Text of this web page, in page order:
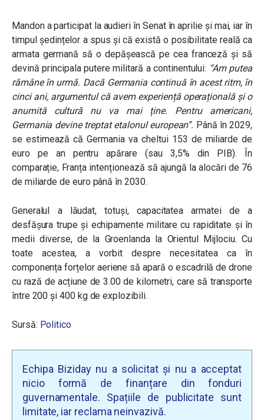
Mandon a participat la audieri în Senat în aprilie și mai, iar în
timpul ședințelor a spus și că există o posibilitate reală ca
armata germană să o depășească pe cea franceză și să
devină principala putere militară a continentului: “Am putea
rămâne în urmă. Dacă Germania continuă în acest ritm, în
cinci ani, argumentul că avem experiență operațională și o
anumită cultură nu va mai ține. Pentru americani,
Germania devine treptat etalonul european”. Până în 2029,
se estimează că Germania va cheltui 153 de miliarde de
euro pe an pentru apărare (sau 3,5% din PIB). În
comparație, Franța intenționează să ajungă la alocări de 76
de miliarde de euro până în 2030.
Generalul a lăudat, totuși, capacitatea armatei de a
desfășura trupe și echipamente militare cu rapiditate și în
medii diverse, de la Groenlanda la Orientul Mijlociu. Cu
toate acestea, a vorbit despre necesitatea ca în
componența forțelor aeriene să apară o escadrilă de drone
cu rază de acțiune de 3.00 de kilometri, care să transporte
între 200 și 400 kg de explozibili.
Sursă: Politico
Echipa Biziday nu a solicitat și nu a acceptat
nicio formă de finanțare din fonduri
guvernamentale. Spațiile de publicitate sunt
limitate, iar reclama neinvazivă.